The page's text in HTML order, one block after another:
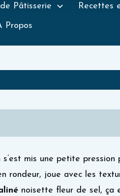
Pâtisserie Recettes
Propos
mis une petite pression
rondeur, joue avec les
noisette fleur de sel, ça